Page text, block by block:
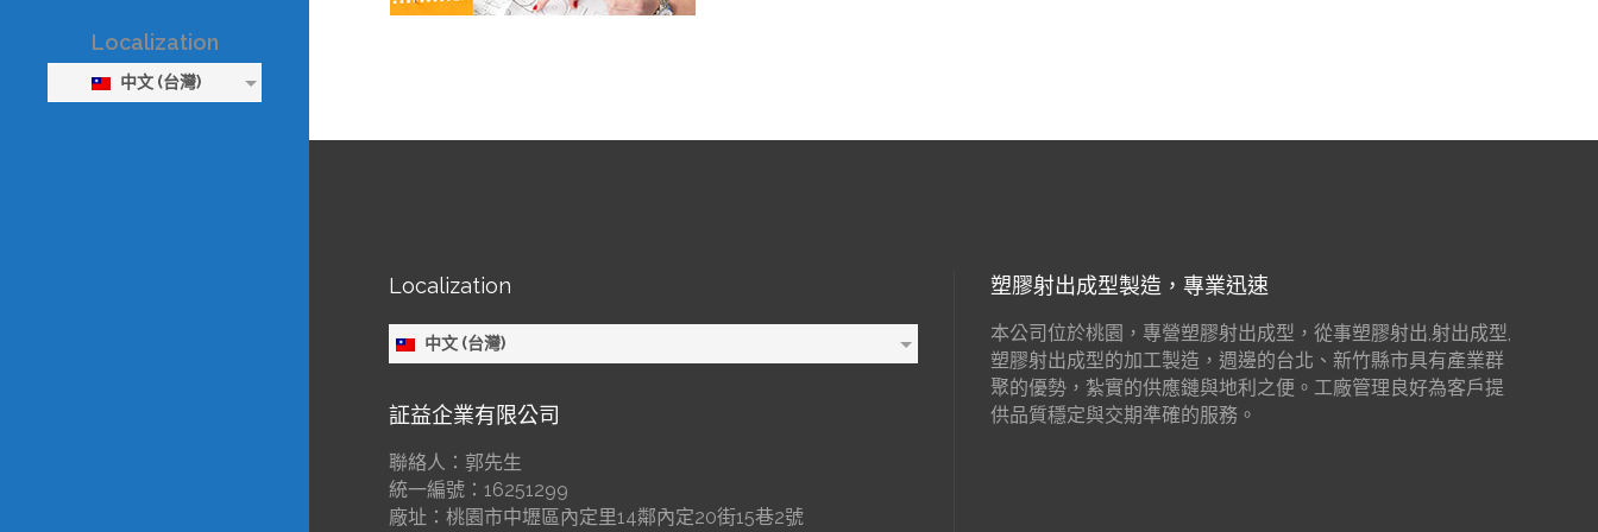
Localization
中文 (台灣)
Localization
中文 (台灣)
証益企業有限公司
聯絡人：郭先生
統一編號：16251299
廠址：桃園市中壢區內定里14鄰內定20街15巷2號
塑膠射出成型製造，專業迅速
本公司位於桃園，專營塑膠射出成型，從事塑膠射出,射出成型,
塑膠射出成型的加工製造，週邊的台北、新竹縣市具有產業群
聚的優勢，紮實的供應鏈與地利之便。工廠管理良好為客戶提
供品質穩定與交期準確的服務。